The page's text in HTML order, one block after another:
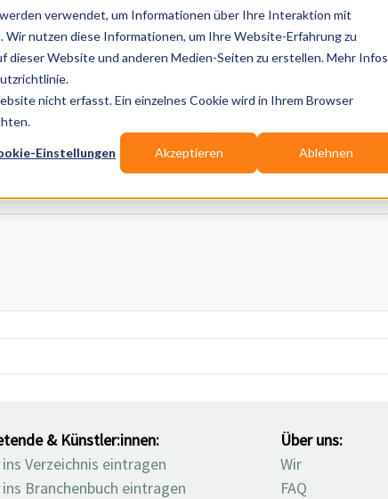
verwendet, um Informationen über Ihre Interaktion mit
nutzen diese Informationen, um Ihre Website-Erfahrung zu
dieser Website und anderen Medien-Seiten zu erstellen. Mehr Infos
nicht erfasst. Ein einzelnes Cookie wird in Ihrem Browser
Einstellungen Akzeptieren Ablehnen
Publikationen Branchen-Infos Services Blog
Wir suchen für Dich
& Künstler:innen:
Verzeichnis eintragen
Branchenbuch eintragen
Über uns:
Wir
FAQ